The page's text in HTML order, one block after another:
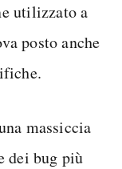
utilizzato a
posto anche
massiccia
dei bug più